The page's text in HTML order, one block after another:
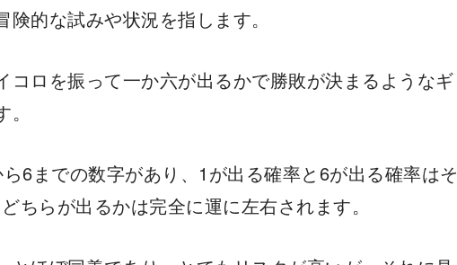
的な試みや状況を指します。
コロを振って一か六が出るかで勝敗が決まるようなギ
6までの数字があり、1が出る確率と6が出る確率はそ
ちらが出るかは完全に運に左右されます。